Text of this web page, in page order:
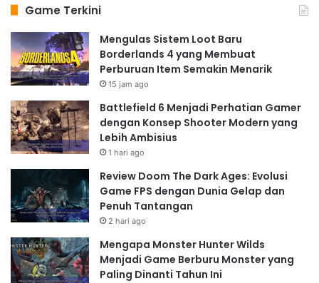
Game Terkini
Mengulas Sistem Loot Baru
Borderlands 4 yang Membuat
Perburuan Item Semakin Menarik
15 jam ago
Battlefield 6 Menjadi Perhatian Gamer
dengan Konsep Shooter Modern yang
Lebih Ambisius
1 hari ago
Review Doom The Dark Ages: Evolusi
Game FPS dengan Dunia Gelap dan
Penuh Tantangan
2 hari ago
Mengapa Monster Hunter Wilds
Menjadi Game Berburu Monster yang
Paling Dinanti Tahun Ini